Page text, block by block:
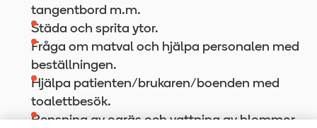
tangentbord m.m.
Städa och sprita ytor.
Fråga om matval och hjälpa personalen med
beställningen.
Hjälpa patienten/brukaren/boenden med
toalettbesök.
Rensning av ogräs och vattning av blommor.